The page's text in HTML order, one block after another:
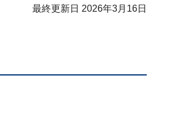
最終更新日 2026年3月16日